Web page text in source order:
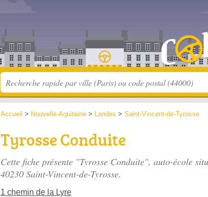
Accueil > Nouvelle-Aquitaine > Landes > Saint-Vincent-de-Tyrosse
Tyrosse Conduite
Cette fiche présente "Tyrosse Conduite", auto-école
40230 Saint-Vincent-de-Tyrosse.
1 chemin de la Lyre